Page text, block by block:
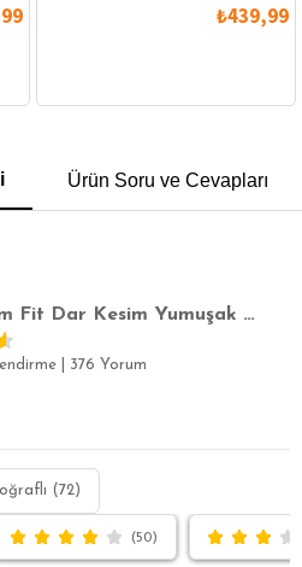
₺439,99
KEMER BOXER
Ürün Soru ve Cevapları
Erkek Slim Fit Dar Kesim Yumuşak Dokulu Tüylenmeyen Lacivert Bisiklet Yaka Triko Kazak
376 Yorum
(72)
(50)